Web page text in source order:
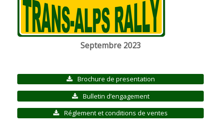
Septembre 2023
Brochure de presentation
Bulletin d’engagement
Réglement et conditions de ventes